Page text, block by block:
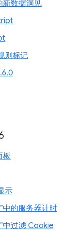
新数据洞见
则标记
板
示
中的服务器计时
中过滤 Cookie